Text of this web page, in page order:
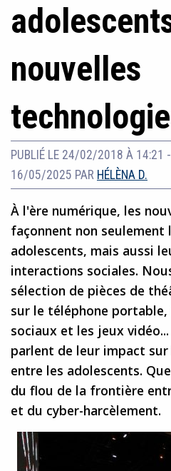
nouvelles
PUBLIÉ LE 24/02/2018 À 14:21 -
16/05/2025 PAR HÉLÈNA D.
À l'ère numérique, les
façonnent non seulement
adolescents, mais aussi
interactions sociales.
sélection de pièces de
sur le téléphone
sociaux et les jeux
parlent de leur impact
entre les adolescents.
du flou de la frontière
et du cyber-harcèlement.